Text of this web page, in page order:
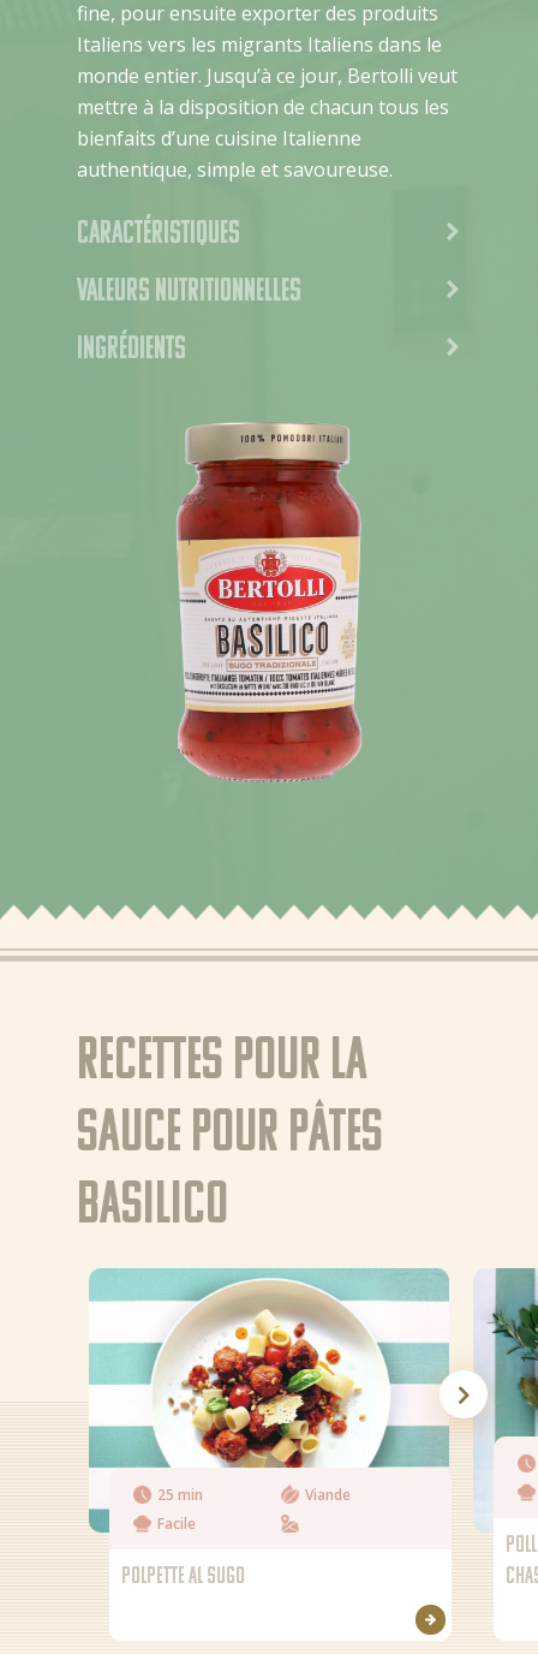
fine, pour ensuite exporter des produits
Italiens vers les migrants Italiens dans le
monde entier. Jusqu’à ce jour, Bertolli veut
mettre à la disposition de chacun tous les
bienfaits d’une cuisine Italienne
authentique, simple et savoureuse.
Caractéristiques
Valeurs Nutritionnelles
Ingrédients
Recettes pour La
sauce pour pâtes
Basilico
25 min
Viande
Facile
POLPETTE AL SUGO
Actualités
Recettes
Trucs et astuces
Où acheter
NL (BE)
DE (DE)